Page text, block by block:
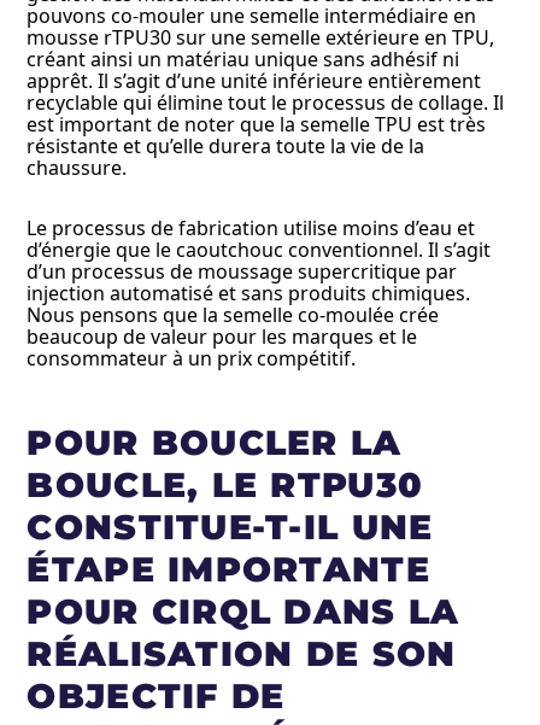
pouvons co-mouler une semelle intermédiaire en
mousse rTPU30 sur une semelle extérieure en TPU,
créant ainsi un matériau unique sans adhésif ni
apprêt. Il s’agit d’une unité inférieure entièrement
recyclable qui élimine tout le processus de collage. Il
est important de noter que la semelle TPU est très
résistante et qu’elle durera toute la vie de la
chaussure.
Le processus de fabrication utilise moins d’eau et
d’énergie que le caoutchouc conventionnel. Il s’agit
d’un processus de moussage supercritique par
injection automatisé et sans produits chimiques.
Nous pensons que la semelle co-moulée crée
beaucoup de valeur pour les marques et le
consommateur à un prix compétitif.
POUR BOUCLER LA
BOUCLE, LE RTPU30
CONSTITUE-T-IL UNE
ÉTAPE IMPORTANTE
POUR CIRQL DANS LA
RÉALISATION DE SON
OBJECTIF DE